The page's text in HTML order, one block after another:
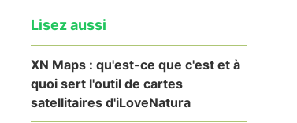
Lisez aussi
XN Maps : qu'est-ce que c'est et à
quoi sert l'outil de cartes
satellitaires d'iLoveNatura